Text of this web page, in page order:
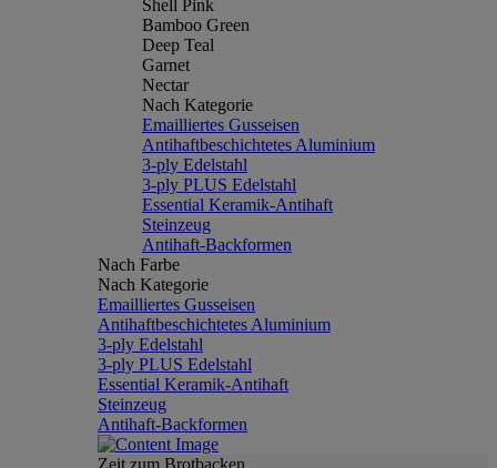
Shell Pink
Bamboo Green
Deep Teal
Garnet
Nectar
Nach Kategorie
Emailliertes Gusseisen
Antihaftbeschichtetes Aluminium
3-ply Edelstahl
3-ply PLUS Edelstahl
Essential Keramik-Antihaft
Steinzeug
Antihaft-Backformen
Nach Farbe
Nach Kategorie
Emailliertes Gusseisen
Antihaftbeschichtetes Aluminium
3-ply Edelstahl
3-ply PLUS Edelstahl
Essential Keramik-Antihaft
Steinzeug
Antihaft-Backformen
Zeit zum Brotbacken